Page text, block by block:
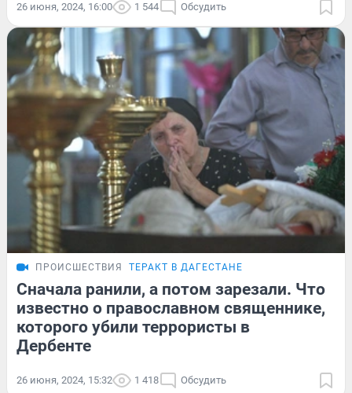
26 июня, 2024, 16:00 1 544 Обсудить
ПРОИСШЕСТВИЯ ТЕРАКТ В ДАГЕСТАНЕ
Сначала ранили, а потом зарезали. Что
известно о православном священнике,
которого убили террористы в
Дербенте
26 июня, 2024, 15:32 1 418 Обсудить